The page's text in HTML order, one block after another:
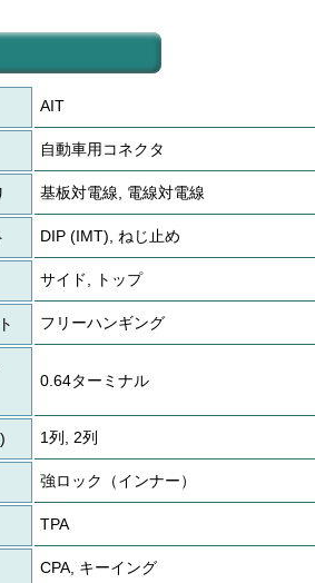
AIT
自動車用コネクタ
基板対電線, 電線対電線
DIP (IMT), ねじ止め
サイド, トップ
フリーハンギング
0.64ターミナル
1列, 2列
強ロック（インナー）
TPA
CPA, キーイング